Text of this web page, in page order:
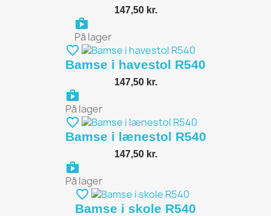
147,50 kr.
shopping_bag
På lager
favorite_border
Bamse i havestol R540
147,50 kr.
shopping_bag
På lager
favorite_border
Bamse i lænestol R540
147,50 kr.
shopping_bag
På lager
favorite_border
Bamse i skole R540